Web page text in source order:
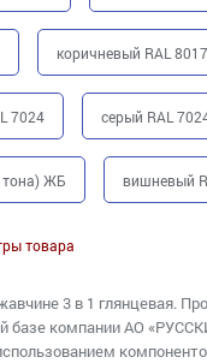
коричневый RAL 8017
7024 серый RAL
ЖБ вишневый
товара
3 в 1 глянцевая.
базе компании АО